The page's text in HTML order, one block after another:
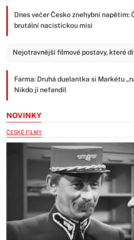
Dnes večer Česko znehybní napětím:
brutální nacistickou misi
Nejotravnější filmové postavy, které
Farma: Druhá duelantka si Markétu
Nikdo jí nefandil
NOVINKY
ČESKÉ FILMY